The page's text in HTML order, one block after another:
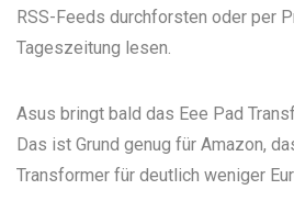
RSS-Feeds durchforsten oder per
Tageszeitung lesen.
Asus bringt bald das Eee Pad
Das ist Grund genug für Amazon,
Transformer für deutlich weniger